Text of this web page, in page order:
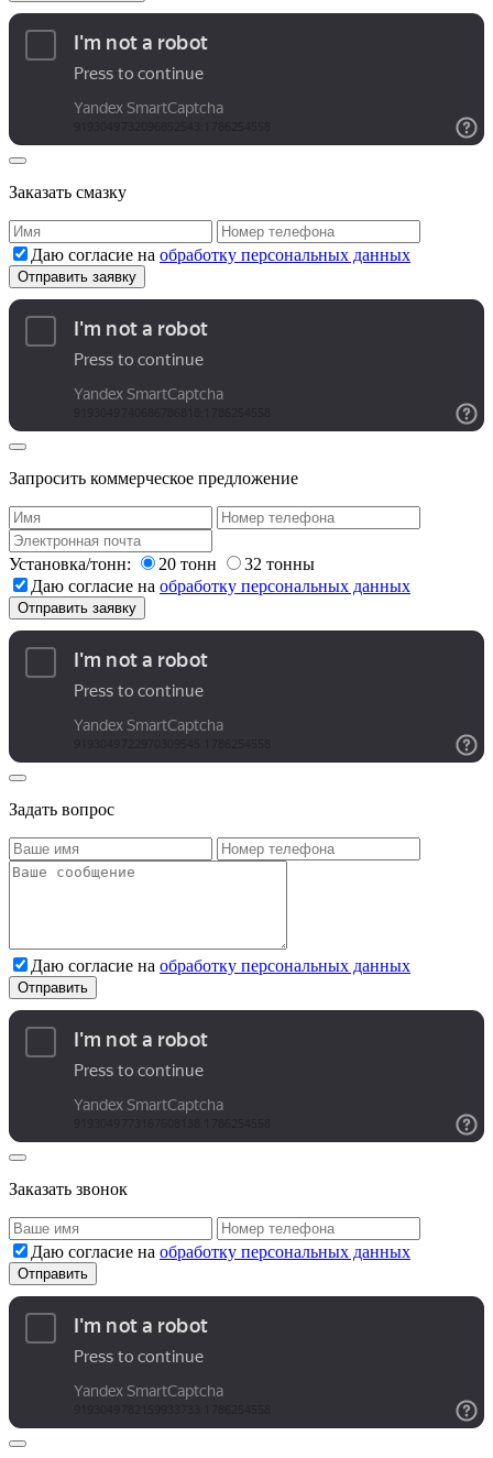
Заказать смазку
Даю согласие на обработку персональных данных
Запросить коммерческое предложение
Установка/тонн: 20 тонн
32 тонны
Даю согласие на обработку персональных данных
Задать вопрос
Даю согласие на обработку персональных данных
Заказать звонок
Даю согласие на обработку персональных данных